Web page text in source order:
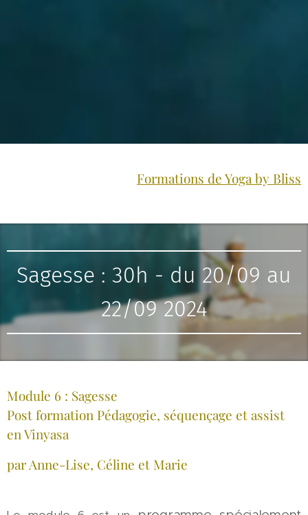
Formations de Yoga by Bliss
Sagesse : 30h - du 20/09 au
22/09 2024
Module 6 : Sagesse
Post formation Pédagogie, séquençage et assist
en Vinyasa
par Anne-Lise, Céline et Marie